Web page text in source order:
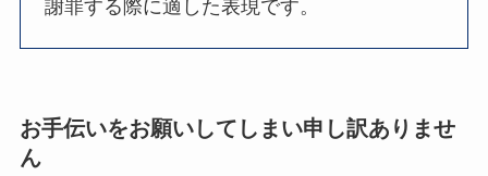
謝罪する際に適した表現です。
お手伝いをお願いしてしまい申し訳ありませ
ん